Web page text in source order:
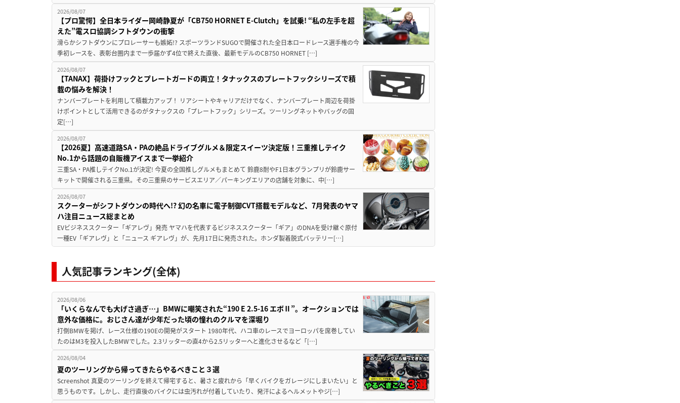
2026/08/07
【プロ驚愕】全日本ライダー岡崎静夏が「CB750 HORNET E-Clutch」を試乗! “私の左手を超
えた”電スロ協調シフトダウンの衝撃
滑らかシフトダウンにプロレーサーも嫉妬!? スポーツランドSUGOで開催された全日本ロードレース選手権の今
季初レースを、表彰台圏内まで一歩届かず4位で終えた直後、最新モデルのCB750 HORNET […]
2026/08/07
【TANAX】荷掛けフックとプレートガードの両立！タナックスのプレートフックシリーズで積
載の悩みを解決！
ナンバープレートを利用して積載力アップ！ リアシートやキャリアだけでなく、ナンバープレート周辺を荷掛
けポイントとして活用できるのがタナックスの「プレートフック」シリーズ。ツーリングネットやバッグの固
定[…]
2026/08/07
【2026夏】高速道路SA・PAの絶品ドライブグルメ＆限定スイーツ決定版！三重推しテイク
No.1から話題の自販機アイスまで一挙紹介
三重SA・PA推しテイクNo.1が決定! 今夏の全国推しグルメもまとめて 鈴鹿8耐やF1日本グランプリが鈴鹿サー
キットで開催される三重県。その三重県のサービスエリア／パーキングエリアの店舗を対象に、中[…]
2026/08/07
スクーターがシフトダウンの時代へ!? 幻の名車に電子制御CVT搭載モデルなど、7月発表のヤマ
ハ注目ニュース総まとめ
EVビジネススクーター「ギアレヴ」発売 ヤマハを代表するビジネススクーター「ギア」のDNAを受け継ぐ原付
一種EV「ギアレヴ」と「ニュース ギアレヴ」が、先月17日に発売された。ホンダ製着脱式バッテリー[…]
人気記事ランキング(全体)
2026/08/06
「いくらなんでも大げさ過ぎ…」BMWに嘲笑された“190 E 2.5-16 エボⅡ”。オークションでは
意外な価格に。おじさん達が少年だった頃の憧れのクルマを深堀り
打倒BMWを掲げ、レース仕様の190Eの開発がスタート 1980年代、ハコ車のレースでヨーロッパを席巻してい
たのはM3を投入したBMWでした。2.3リッターの直4から2.5リッターへと進化させるなど「[…]
2026/08/04
夏のツーリングから帰ってきたらやるべきこと３選
Screenshot 真夏のツーリングを終えて帰宅すると、暑さと疲れから「早くバイクをガレージにしまいたい」と
思うものです。しかし、走行直後のバイクには虫汚れが付着していたり、発汗によるヘルメットやジ[…]